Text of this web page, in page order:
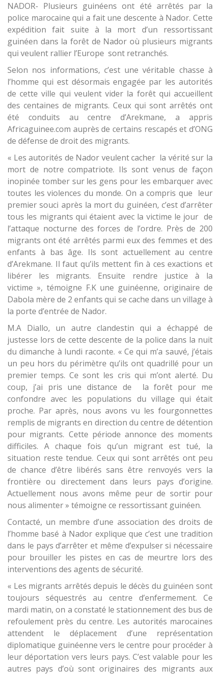
NADOR- Plusieurs guinéens ont été arrêtés par la
police marocaine qui a fait une descente à Nador. Cette
expédition fait suite à la mort d’un ressortissant
guinéen dans la forêt de Nador où plusieurs migrants
qui veulent rallier l’Europe sont retranchés.
Selon nos informations, c’est une véritable chasse à
l’homme qui est désormais engagée par les autorités
de cette ville qui veulent vider la forêt qui accueillent
des centaines de migrants. Ceux qui sont arrêtés ont
été conduits au centre d’Arekmane, a appris
Africaguinee.com auprès de certains rescapés et d’ONG
de défense de droit des migrants.
« Les autorités de Nador veulent cacher la vérité sur la
mort de notre compatriote. Ils sont venus de façon
inopinée tomber sur les gens pour les embarquer avec
toutes les violences du monde. On a compris que leur
premier souci après la mort du guinéen, c’est d’arrêter
tous les migrants qui étaient avec la victime le jour de
l’attaque nocturne des forces de l’ordre. Près de 200
migrants ont été arrêtés parmi eux des femmes et des
enfants à bas âge. Ils sont actuellement au centre
d’Arekmane. Il faut qu’ils mettent fin à ces exactions et
libérer les migrants. Ensuite rendre justice à la
victime », témoigne F.K une guinéenne, originaire de
Dabola mère de 2 enfants qui se cache dans un village à
la porte d’entrée de Nador.
M.A Diallo, un autre clandestin qui a échappé de
justesse lors de cette descente de la police dans la nuit
du dimanche à lundi raconte. « Ce qui m’a sauvé, j’étais
un peu hors du périmètre qu’ils ont quadrillé pour un
premier temps. Ce sont les cris qui m’ont alerté. Du
coup, j’ai pris une distance de la forêt pour me
confondre avec les populations du village qui était
proche. Par après, nous avons vu les fourgonnettes
remplis de migrants en direction du centre de détention
pour migrants. Cette période annonce des moments
difficiles. A chaque fois qu’un migrant est tué, la
situation reste tendue. Ceux qui sont arrêtés ont peu
de chance d’être libérés sans être renvoyés vers la
frontière ou directement dans leurs pays d’origine.
Actuellement nous avons même peur de sortir pour
nous alimenter » témoigne ce ressortissant guinéen.
Contacté, un membre d’une association des droits de
l’homme basé à Nador explique que c’est une tradition
dans le pays d’arrêter et même d’expulser si nécessaire
pour brouiller les pistes en cas de meurtre lors des
interventions des agents de sécurité.
« Les migrants arrêtés depuis le décès du guinéen sont
toujours séquestrés au centre d’enfermement. Ce
mardi matin, on a constaté le stationnement des bus de
refoulement près du centre. Les autorités marocaines
attendent le déplacement d’une représentation
diplomatique guinéenne vers le centre pour procéder à
leur déportation vers leurs pays. C’est valable pour les
autres pays d’où sont originaires des migrants aux